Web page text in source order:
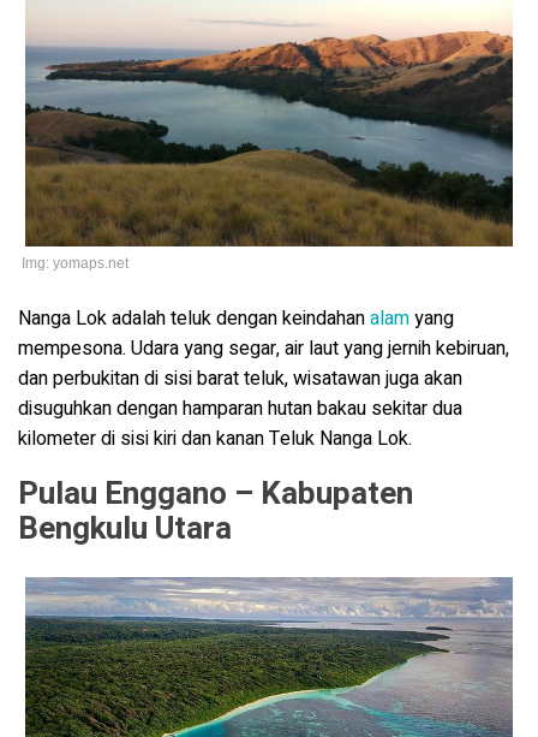
Img: yomaps.net
Nanga Lok adalah teluk dengan keindahanalamyang
mempesona. Udara yang segar, air laut yang jernih kebiruan,
dan perbukitan di sisi barat teluk, wisatawan juga akan
disuguhkan dengan hamparan hutan bakau sekitar dua
kilometer di sisi kiri dan kanan Teluk Nanga Lok.
Pulau Enggano – Kabupaten
Bengkulu Utara